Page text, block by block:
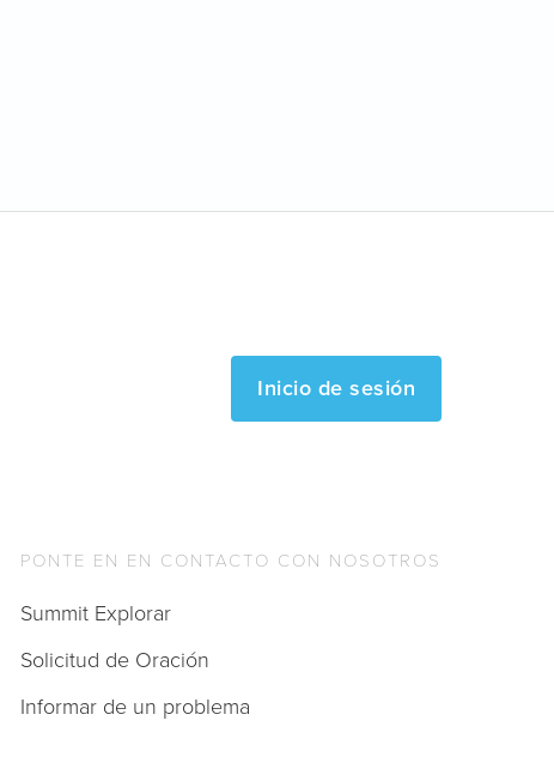
Inicio de sesión
PONTE EN EN CONTACTO CON NOSOTROS
Summit Explorar
Solicitud de Oración
Informar de un problema